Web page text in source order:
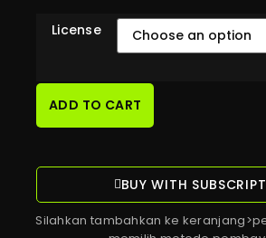
License
ADD TO CART
BUY WITH
Silahkan tambahkan ke